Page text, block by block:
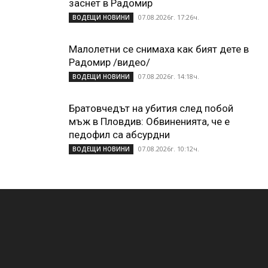
заснет в Радомир
ВОДЕЩИ НОВИНИ 07.08.2026г. 17:26ч.
Малолетни се снимаха как бият дете в
Радомир /видео/
ВОДЕЩИ НОВИНИ 07.08.2026г. 14:18ч.
Братовчедът на убития след побой
мъж в Пловдив: Обвиненията, че е
педофил са абсурдни
ВОДЕЩИ НОВИНИ 07.08.2026г. 10:12ч.